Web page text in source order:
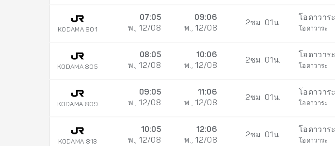
KODAMA 801
07:05
พ., 12/08
09:06
พ., 12/08
2ชม. 01น.
โอดาวาระ
โอดาวาระ
KODAMA 805
08:05
พ., 12/08
10:06
พ., 12/08
2ชม. 01น.
โอดาวาระ
โอดาวาระ
KODAMA 809
09:05
พ., 12/08
11:06
พ., 12/08
2ชม. 01น.
โอดาวาระ
โอดาวาระ
KODAMA 813
10:05
พ., 12/08
12:06
พ., 12/08
2ชม. 01น.
โอดาวาระ
โอดาวาระ